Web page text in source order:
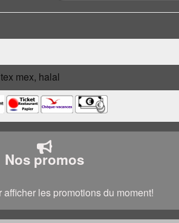
mex, halal
Nos promos
les promotions du moment!